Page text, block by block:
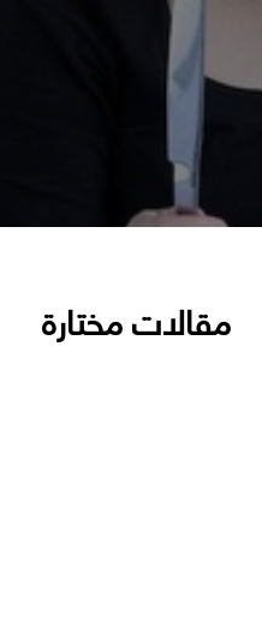
مقالات مختارة